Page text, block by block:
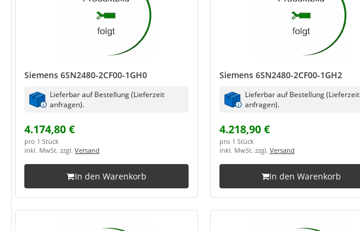
Siemens 6SN2480-2CF00-1GH0
Lieferbar auf Bestellung (Lieferzeit
anfragen).
4.174,80 €
pro 1 Stück
inkl. MwSt. zzgl. Versand
In den Warenkorb
Siemens 6SN2480-2CF00-1GH2
Lieferbar auf Bestellung (Lieferzeit
anfragen).
4.218,90 €
pro 1 Stück
inkl. MwSt. zzgl. Versand
In den Warenkorb